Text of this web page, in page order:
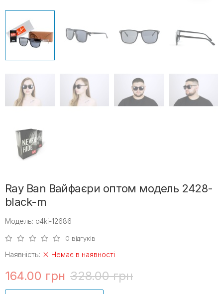
Ray Ban Вайфаєри оптом модель 2428-
black-m
Модель: o4ki-12686
0 відгуків
Наявність: Немає в наявності
164.00 грн 328.00 грн